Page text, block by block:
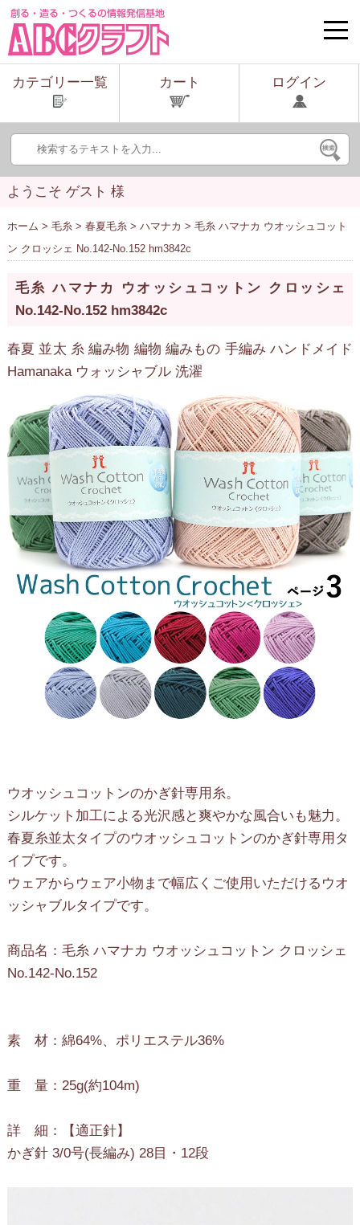
toggle
カテゴリー一覧
カート ログイン
ようこそ ゲスト 様
ホーム > 毛糸> 春夏毛糸> ハマナカ > 毛糸 ハマナカ ウオッシュコット
ン クロッシェ No.142-No.152 hm3842c
毛糸 ハマナカ ウオッシュコットン クロッシェ
No.142-No.152 hm3842c
春夏 並太 糸 編み物 編物 編みもの 手編み ハンドメイド
Hamanaka ウォッシャブル 洗濯
ウオッシュコットンのかぎ針専用糸。
シルケット加工による光沢感と爽やかな風合いも魅力。
春夏糸並太タイプのウオッシュコットンのかぎ針専用タ
イプです。
ウェアからウェア小物まで幅広くご使用いただけるウオ
ッシャブルタイプです。
商品名：毛糸 ハマナカ ウオッシュコットン クロッシェ
No.142-No.152
素 材：綿64%、ポリエステル36%
重 量：25g(約104m)
詳 細：【適正針】
かぎ針 3/0号(長編み) 28目・12段